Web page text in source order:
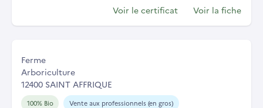
Voir le certificat Voir la fiche
Ferme
Arboriculture
12400 SAINT AFFRIQUE
100% Bio Vente aux professionnels (en gros)